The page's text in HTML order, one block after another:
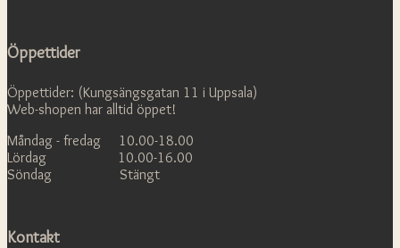
Öppettider
Öppettider: (Kungsängsgatan 11 i Uppsala)
Web-shopen har alltid öppet!
Måndag - fredag 10.00-18.00
Lördag 10.00-16.00
Söndag Stängt
Kontakt